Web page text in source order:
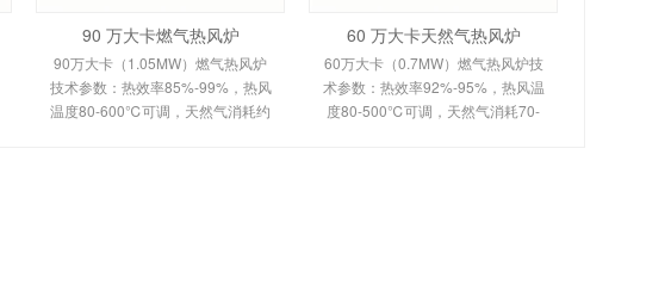
90 万大卡燃气热风炉
90万大卡（1.05MW）燃气热风炉
技术参数：热效率85%-99%，热风
温度80-600℃可调，天然气消耗约
60 万大卡天然气热风炉
60万大卡（0.7MW）燃气热风炉技
术参数：热效率92%-95%，热风温
度80-500℃可调，天然气消耗70-